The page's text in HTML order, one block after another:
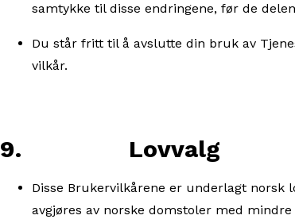
samtykke til disse endringene, før de
Du står fritt til å avslutte din bruk av
vilkår.
9. Lovvalg
Disse Brukervilkårene er underlagt norsk
avgjøres av norske domstoler med